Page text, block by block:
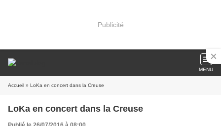
Publicité
MENU
Accueil » LoKa en concert dans la Creuse
LoKa en concert dans la Creuse